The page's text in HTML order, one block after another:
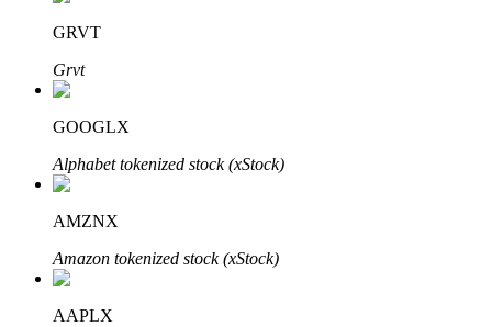
الاستثمار التلقائي
احصل على أرباح طويلة الأجل وفوائد مرنة
GRVT
Grvt
GOOGLX
Alphabet tokenized stock (xStock)
AMZNX
Amazon tokenized stock (xStock)
AAPLX